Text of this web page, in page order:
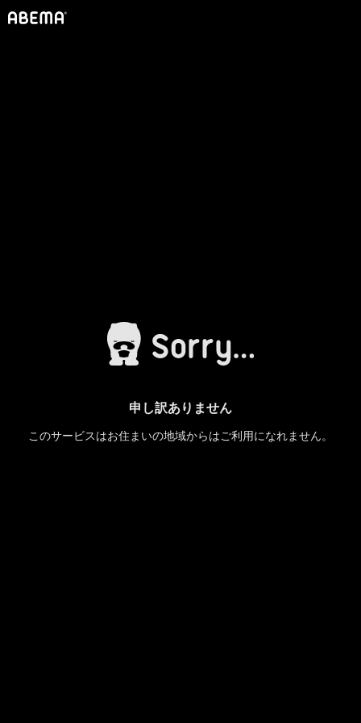
申し訳ありません
このサービスはお住まいの地域からはご利用になれません。